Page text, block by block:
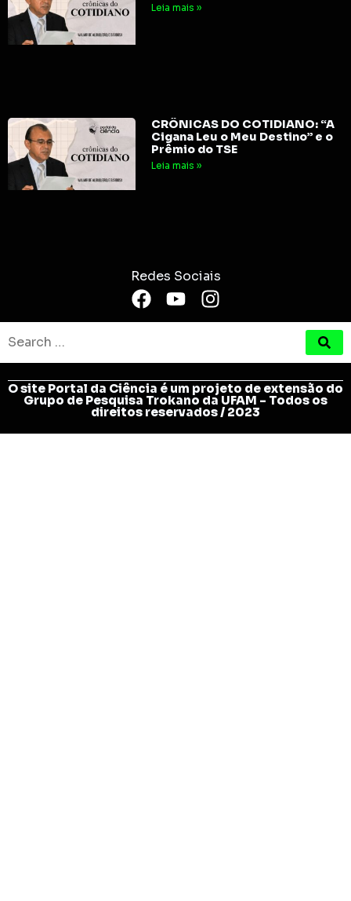
Leia mais »
CRÔNICAS DO COTIDIANO: “A
Cigana Leu o Meu Destino” e o
Prêmio do TSE
Leia mais »
Redes Sociais
O site Portal da Ciência é um projeto de extensão do
Grupo de Pesquisa Trokano da UFAM - Todos os
direitos reservados / 2023